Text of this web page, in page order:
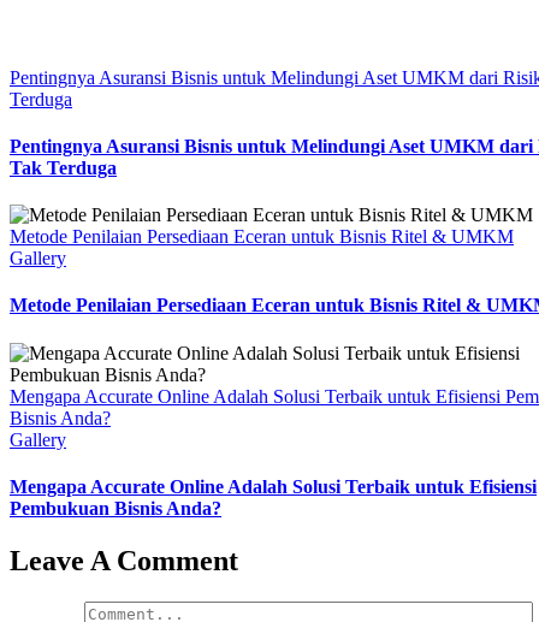
Pentingnya Asuransi Bisnis untuk Melindungi Aset UMKM dari
Terduga
Pentingnya Asuransi Bisnis untuk Melindungi Aset UMKM dari
Tak Terduga
Metode Penilaian Persediaan Eceran untuk Bisnis Ritel & UMKM
Gallery
Metode Penilaian Persediaan Eceran untuk Bisnis Ritel &
Mengapa Accurate Online Adalah Solusi Terbaik untuk Efisiensi
Bisnis Anda?
Gallery
Mengapa Accurate Online Adalah Solusi Terbaik untuk Efisiensi
Pembukuan Bisnis Anda?
Leave A Comment